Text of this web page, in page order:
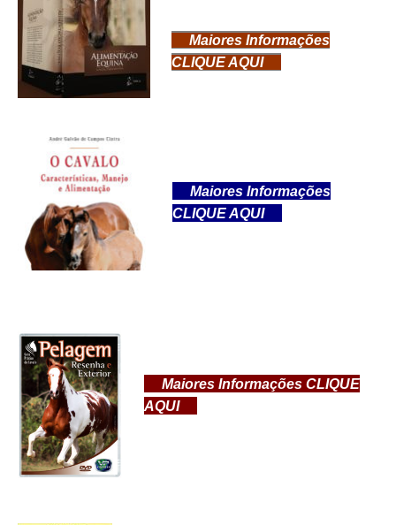
Maiores Informações
CLIQUE AQUI
Maiores Informações
CLIQUE AQUI
Maiores Informações CLIQUE
AQUI